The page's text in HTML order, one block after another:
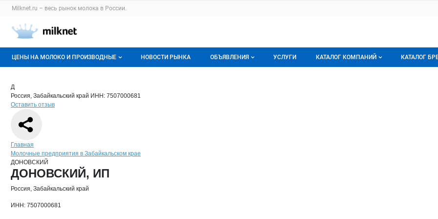
Раздел навигации по сайту milknet.ru
Milknet.ru – весь рынок молока в России.
Авторизация и меню пользователя
Навигация по разделам сайта milknet.ru
ЦЕНЫ НА МОЛОКО И ПРОИЗВОДНЫЕ
О мониторингах
Актуальные мониторинги
Отзывы
НОВОСТИ РЫНКА ОБЪЯВЛЕНИЯ УСЛУГИ КАТАЛОГ КОМПАНИЙ КАТАЛОГ
Страница компании
Страница компании
Краткая информация о компании
Д
Россия, Забайкальский край ИНН: 7507000681
Оставить отзыв
Навигация по сайту
Главная
Молочные предприятия в Забайкальском крае
ДОНОВСКИЙ
Основная информация о компании
ДОНОВСКИЙ, ИП
Россия, Забайкальский край
ИНН: 7507000681